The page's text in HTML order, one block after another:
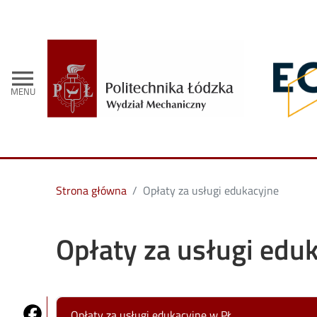
menu
MENU
Strona główna Opłaty za usługi edukacyjne
Opłaty za usługi
Share on Fb